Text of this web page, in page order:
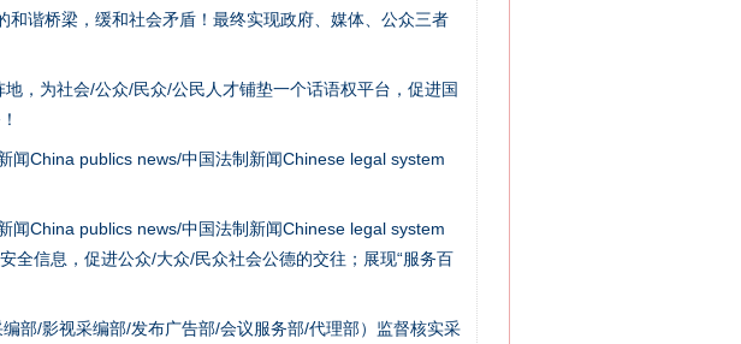
谐桥梁，缓和社会矛盾！最终实现政府、媒体、公众三者
，为社会/公众/民众/公民人才铺垫一个话语权平台，促进国
闻China publics news/中国法制新闻Chinese legal system
闻China publics news/中国法制新闻Chinese legal system
全信息，促进公众/大众/民众社会公德的交往；展现“服务百
部/影视采编部/发布广告部/会议服务部/代理部）监督核实采